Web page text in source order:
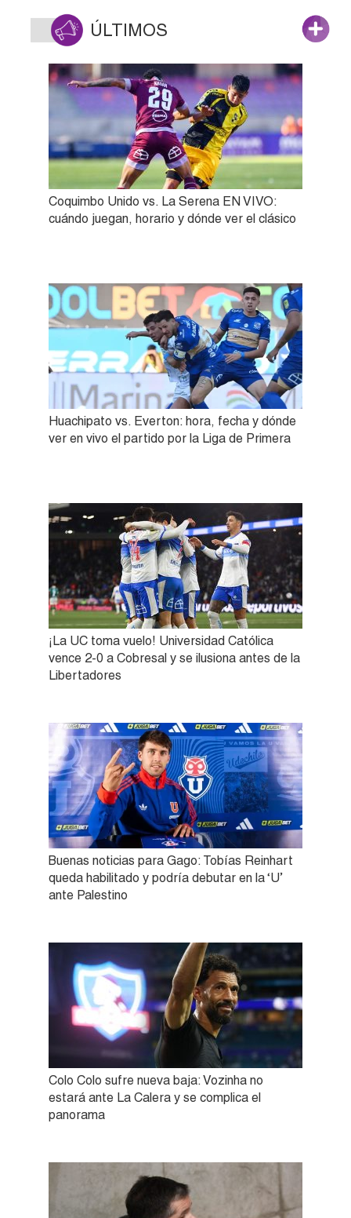
ÚLTIMOS
Coquimbo Unido vs. La Serena EN VIVO:
cuándo juegan, horario y dónde ver el clásico
Huachipato vs. Everton: hora, fecha y dónde
ver en vivo el partido por la Liga de Primera
¡La UC toma vuelo! Universidad Católica
vence 2-0 a Cobresal y se ilusiona antes de la
Libertadores
Buenas noticias para Gago: Tobías Reinhart
queda habilitado y podría debutar en la ‘U’
ante Palestino
Colo Colo sufre nueva baja: Vozinha no
estará ante La Calera y se complica el
panorama